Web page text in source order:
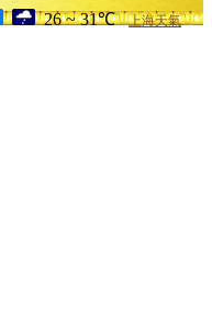
26 ~ 31℃ 上海天氣